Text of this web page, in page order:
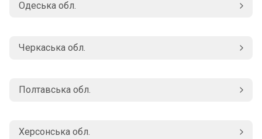
Одеська обл.
Черкаська обл.
Полтавська обл.
Херсонська обл.